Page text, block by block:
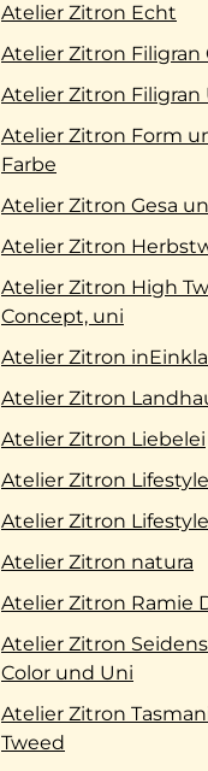
Atelier Zitron Echt
Atelier Zitron Filigran
Atelier Zitron Filigran
Atelier Zitron Form
Farbe
Atelier Zitron Gesa
Atelier Zitron
Atelier Zitron High
Concept, uni
Atelier Zitron
Atelier Zitron
Atelier Zitron Liebelei
Atelier Zitron Lifestyle
Atelier Zitron
Atelier Zitron natura
Atelier Zitron Ramie
Atelier Zitron
Color und Uni
Atelier Zitron
Tweed